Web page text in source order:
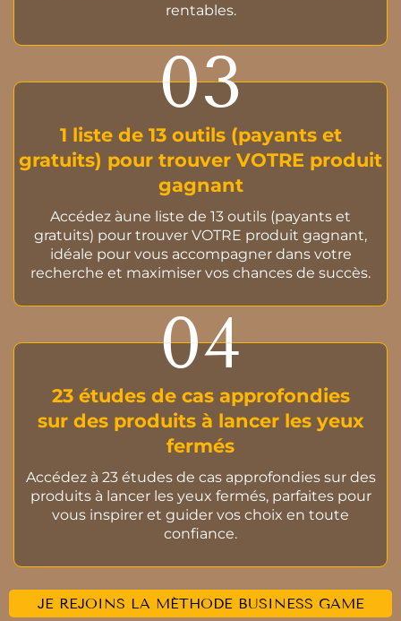
rentables.
03
1 liste de 13 outils (payants et
gratuits) pour trouver VOTRE produit
gagnant
Accédez àune liste de 13 outils (payants et
gratuits) pour trouver VOTRE produit gagnant,
idéale pour vous accompagner dans votre
recherche et maximiser vos chances de succès.
04
23 études de cas approfondies
sur des produits à lancer les yeux
fermés
Accédez à 23 études de cas approfondies sur des
produits à lancer les yeux fermés, parfaites pour
vous inspirer et guider vos choix en toute
confiance.
JE REJOINS LA MÉTHODE BUSINESS GAME